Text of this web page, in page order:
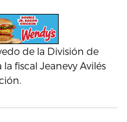
de la División de
fiscal Jeanevy Avilés